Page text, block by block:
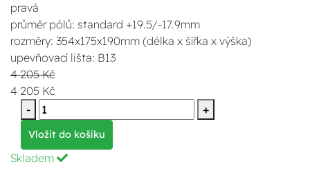
pravá
průměr pólů: standard +19.5/-17.9mm
rozměry: 354x175x190mm (délka x šířka x výška)
upevňovací lišta: B13
4 205 Kč
4 205 Kč
-
+
Vložit do košíku
Skladem